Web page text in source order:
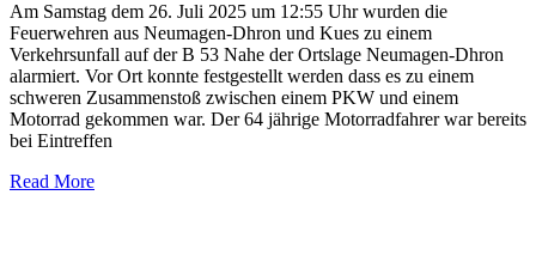
Am Samstag dem 26. Juli 2025 um 12:55 Uhr wurden die
Feuerwehren aus Neumagen-Dhron und Kues zu einem
Verkehrsunfall auf der B 53 Nahe der Ortslage Neumagen-Dhron
alarmiert. Vor Ort konnte festgestellt werden dass es zu einem
schweren Zusammenstoß zwischen einem PKW und einem
Motorrad gekommen war. Der 64 jährige Motorradfahrer war bereits
bei Eintreffen
Read More